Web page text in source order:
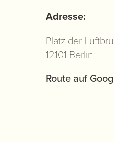
Adresse:
Platz der
12101 Berlin
Route auf